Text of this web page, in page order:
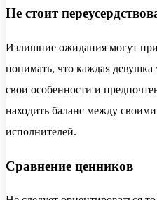
Не стоит
Излишние ожидания могут
понимать, что каждая
свои особенности и
находить баланс между
исполнителей.
Сравнение ценников